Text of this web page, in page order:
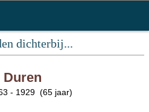
dichterbij...
- 1929 (65 jaar)